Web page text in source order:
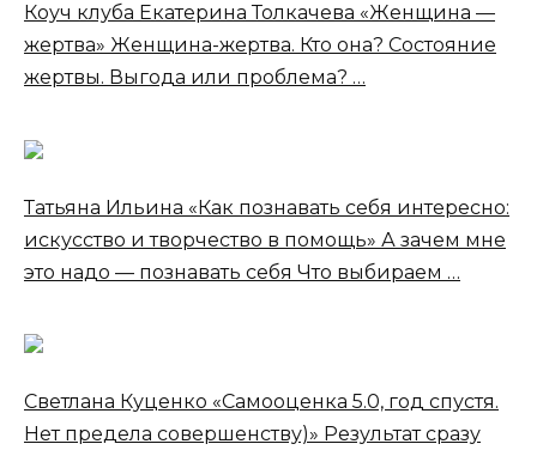
Коуч клуба Екатерина Толкачева «Женщина —
жертва» Женщина-жертва. Кто она? Состояние
жертвы. Выгода или проблема? …
Татьяна Ильина «Как познавать себя интересно:
искусство и творчество в помощь» А зачем мне
это надо — познавать себя Что выбираем …
Светлана Куценко «Самооценка 5.0, год спустя.
Нет предела совершенству)» Результат сразу